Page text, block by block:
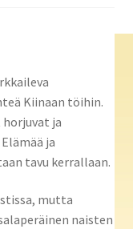
Kiinaan töihin.
ja
ja
tavu kerrallaan.
mutta
naisten